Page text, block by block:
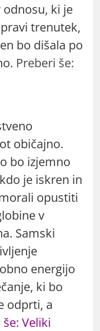
odnosu, ki je
trenutek,
bo dišala po
Preberi še:
običajno.
bo izjemno
je iskren in
opustiti
v
Samski
energijo
ki bo
odprti, a
Veliki